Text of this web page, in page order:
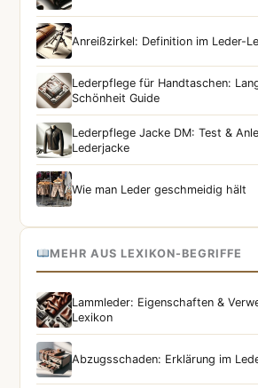
Anreißzirkel: Definition im Leder-
Lederpflege für Handtaschen:
Schönheit Guide
Lederpflege Jacke DM: Test &
Lederjacke
Wie man Leder geschmeidig hält
MEHR AUS LEXIKON-BEGRIFFE
Lammleder: Eigenschaften &
Lexikon
Abzugsschaden: Erklärung im